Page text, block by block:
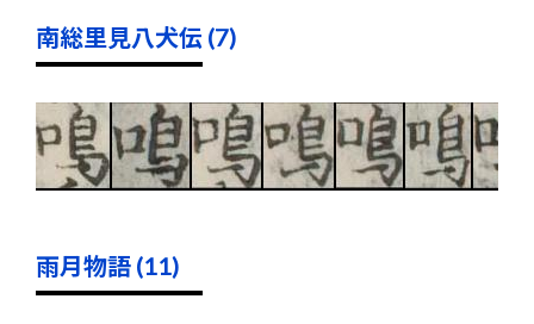
南総里見八犬伝 (7)
雨月物語 (11)